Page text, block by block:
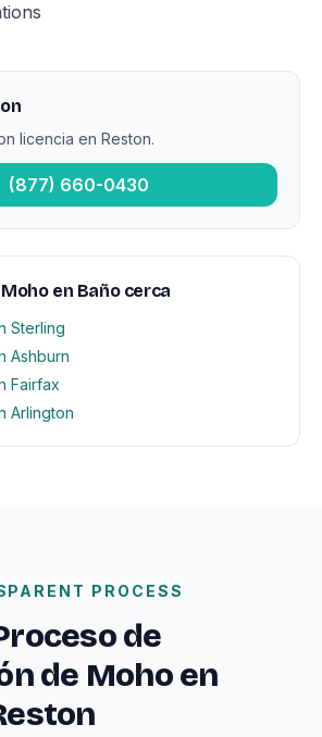
licencia en Reston.
(877) 660-0430
en Baño cerca
Sterling
Ashburn
Fairfax
Arlington
PROCESS
de
de Moho en